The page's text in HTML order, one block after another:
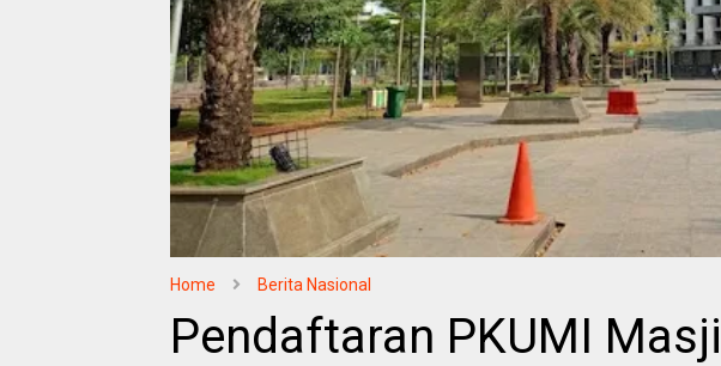
Home Berita Nasional
Pendaftaran PKUMI